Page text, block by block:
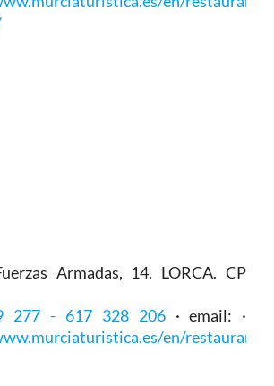
Armadas, 14. LORCA. CP
277 - 617 328 206· email: ·
en/restaurant/